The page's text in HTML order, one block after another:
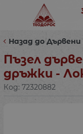
Назад до
Пъзел
дръжки -
Код: 72320882